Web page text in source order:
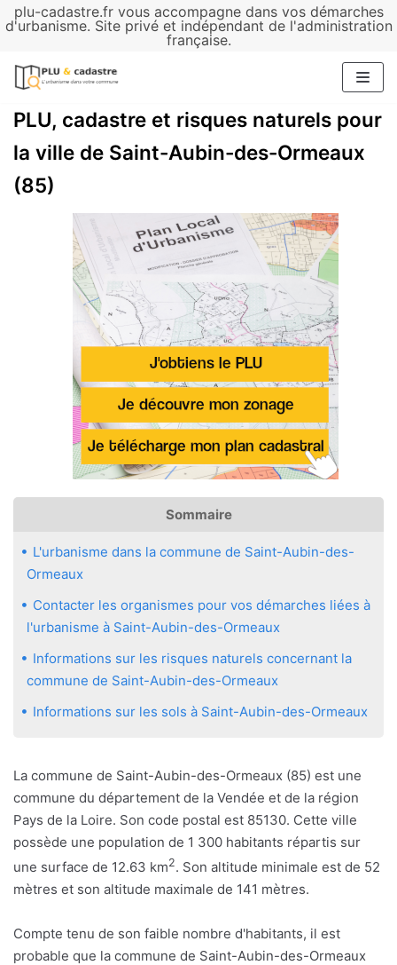
plu-cadastre.fr vous accompagne dans vos démarches
d'urbanisme. Site privé et indépendant de l'administration
française.
Aller
contenu
PLU, cadastre et risques naturels pour
la ville de Saint-Aubin-des-Ormeaux
(85)
Sommaire
L'urbanisme dans la commune de Saint-Aubin-des-
Ormeaux
Contacter les organismes pour vos démarches liées à
l'urbanisme à Saint-Aubin-des-Ormeaux
Informations sur les risques naturels concernant la
commune de Saint-Aubin-des-Ormeaux
Informations sur les sols à Saint-Aubin-des-Ormeaux
La commune de Saint-Aubin-des-Ormeaux (85) est une
commune du département de la Vendée et de la région
Pays de la Loire. Son code postal est 85130. Cette ville
possède une population de 1 300 habitants répartis sur
une surface de 12.63 km2. Son altitude minimale est de 52
mètres et son altitude maximale de 141 mètres.
Compte tenu de son faible nombre d'habitants, il est
probable que la commune de Saint-Aubin-des-Ormeaux